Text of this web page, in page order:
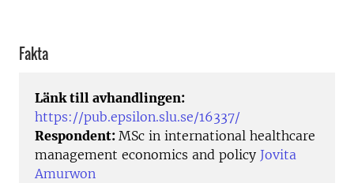
Fakta
Länk till avhandlingen:
https://pub.epsilon.slu.se/16337/
Respondent: MSc in international healthcare
management economics and policy Jovita
Amurwon